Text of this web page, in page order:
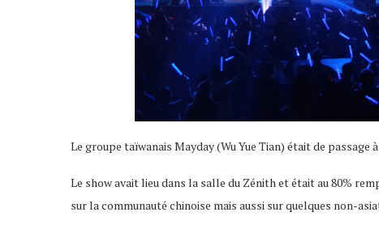
Le groupe taïwanais Mayday (Wu Yue Tian) était de
Le show avait lieu dans la salle du Zénith et était au 80%
sur la communauté chinoise mais aussi sur quelques non-